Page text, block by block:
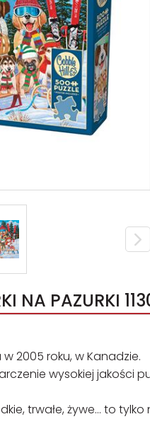
NA PAZURKI
2005 roku, w Kanadzie.
wysokiej jakości
trwałe, żywe… to